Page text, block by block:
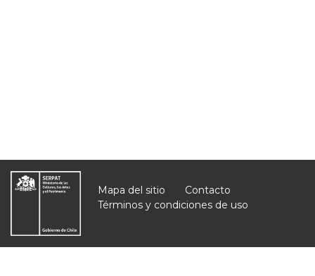
Mapa del sitio
Contacto
Términos y condiciones de uso